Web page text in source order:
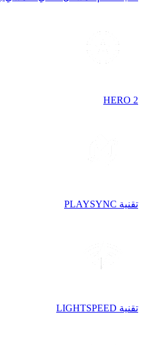
HERO 2
تقنية PLAYSYNC
تقنية LIGHTSPEED